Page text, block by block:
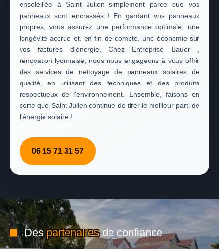
ensoleillée à Saint Julien simplement parce que vos
panneaux sont encrassés ! En gardant vos panneaux
propres, vous assurez une performance optimale, une
longévité accrue et, en fin de compte, une économie sur
vos factures d'énergie. Chez Entreprise Bauer ,
renovation lyonnaise, nous nous engageons à vous offrir
des services de nettoyage de panneaux solaires de
qualité, en utilisant des techniques et des produits
respectueux de l'environnement. Ensemble, faisons en
sorte que Saint Julien continue de tirer le meilleur parti de
l'énergie solaire !
06 15 71 31 57
Despartenairesde confiance